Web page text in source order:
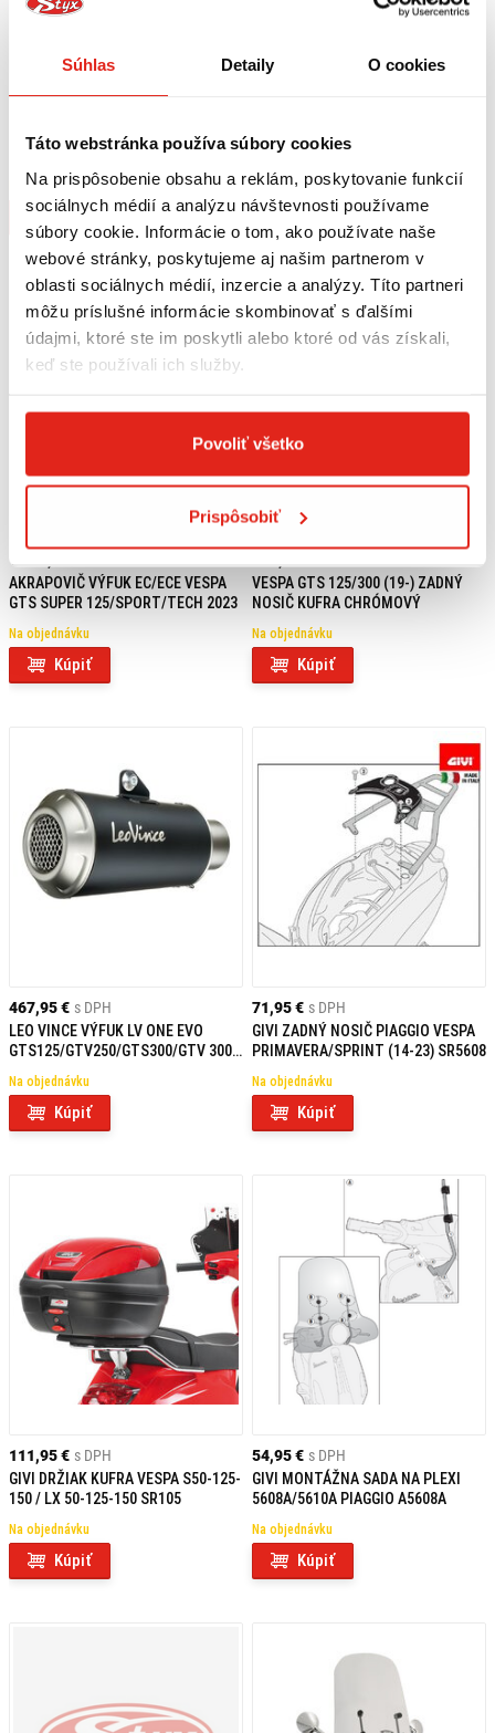
Súhlas Detaily O cookies
Táto webstránka používa súbory cookies
Na prispôsobenie obsahu a reklám, poskytovanie funkcií
sociálnych médií a analýzu návštevnosti používame
súbory cookie. Informácie o tom, ako používate naše
webové stránky, poskytujeme aj našim partnerom v
oblasti sociálnych médií, inzercie a analýzy. Títo partneri
môžu príslušné informácie skombinovať s ďalšími
údajmi, ktoré ste im poskytli alebo ktoré od vás získali,
keď ste používali ich služby.
Povoliť všetko
Prispôsobiť
LEO VINCE VÝFUK SITOPLUS VESPA
LIBERTY 50 (16-23)/PRIMAVERA 50
(13-23)/SPRINT 50 (14-23)/ZIP 50
Na objednávku
Kúpiť
AKRAPOVIČ VÝFUK EC/ECE VESPA
GTS SUPER 125/SPORT/TECH 2023
Na objednávku
Kúpiť
1 069,95 €
AKRAPOVIČ VÝFUK EC/ECE VESPA
GTS SUPER 125/SPORT/TECH 2023
Na objednávku
Kúpiť
VESPA GTS 125/300 (19-) ZADNÝ
NOSIČ KUFRA CHRÓMOVÝ
Na objednávku
Kúpiť
467,95 € s DPH
LEO VINCE VÝFUK LV ONE EVO
GTS125/GTV250/GTS300/GTV 300
Na objednávku
Kúpiť
71,95 € s DPH
GIVI ZADNÝ NOSIČ PIAGGIO VESPA
PRIMAVERA/SPRINT (14-23) SR5608
Na objednávku
Kúpiť
111,95 € s DPH
GIVI DRŽIAK KUFRA VESPA S50-125-
150 / LX 50-125-150 SR105
Na objednávku
Kúpiť
54,95 € s DPH
GIVI MONTÁŽNA SADA NA PLEXI
5608A/5610A PIAGGIO A5608A
Na objednávku
Kúpiť